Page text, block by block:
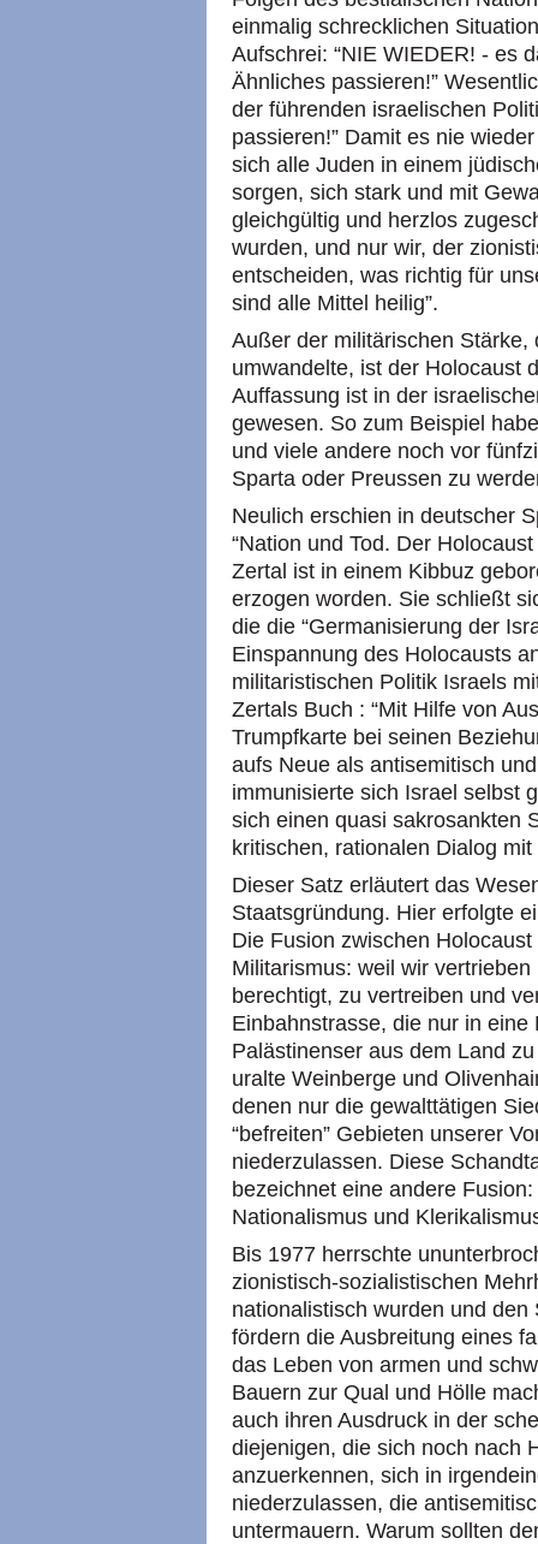
einmalig schrecklichen
Aufschrei: “NIE WIEDER! - es
Ähnliches passieren!”
der führenden israelischen
passieren!” Damit es nie
sich alle Juden in einem
sorgen, sich stark und mit
gleichgültig und herzlos
wurden, und nur wir, der
entscheiden, was richtig für
sind alle Mittel heilig”.
Außer der militärischen
umwandelte, ist der Holocaust
Auffassung ist in der
gewesen. So zum Beispiel
und viele andere noch vor
Sparta oder Preussen zu
Neulich erschien in deutscher
“Nation und Tod. Der
Zertal ist in einem Kibbuz
erzogen worden. Sie schließt
die die “Germanisierung der
Einspannung des Holocausts
militaristischen Politik Israels
Zertals Buch : “Mit Hilfe von
Trumpfkarte bei seinen
aufs Neue als antisemitisch
immunisierte sich Israel selbst
sich einen quasi sakrosankten
kritischen, rationalen Dialog mit
Dieser Satz erläutert das
Staatsgründung. Hier erfolgte
Die Fusion zwischen
Militarismus: weil wir
berechtigt, zu vertreiben und
Einbahnstrasse, die nur in
Palästinenser aus dem Land
uralte Weinberge und
denen nur die gewalttätigen
“befreiten” Gebieten unserer
niederzulassen. Diese
bezeichnet eine andere
Nationalismus und
Bis 1977 herrschte
zionistisch-sozialistischen
nationalistisch wurden und
fördern die Ausbreitung eines
das Leben von armen und
Bauern zur Qual und Hölle
auch ihren Ausdruck in der
diejenigen, die sich noch nach
anzuerkennen, sich in
niederzulassen, die
untermauern. Warum sollten